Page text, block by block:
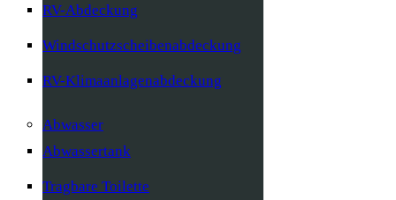
RV-Abdeckung
Windschutzscheibenabdeckung
RV-Klimaanlagenabdeckung
Abwasser
Abwassertank
Tragbare Toilette